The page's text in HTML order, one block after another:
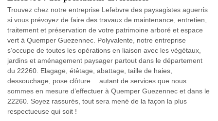
Trouvez chez notre entreprise Lefebvre des paysagistes aguerris
si vous prévoyez de faire des travaux de maintenance, entretien,
traitement et préservation de votre patrimoine arboré et espace
vert à Quemper Guezennec. Polyvalente, notre entreprise
s’occupe de toutes les opérations en liaison avec les végétaux,
jardins et aménagement paysager partout dans le département
du 22260. Elagage, étêtage, abattage, taille de haies,
dessouchage, pose clôture… autant de services que nous
sommes en mesure d’effectuer à Quemper Guezennec et dans le
22260. Soyez rassurés, tout sera mené de la façon la plus
respectueuse qui soit !